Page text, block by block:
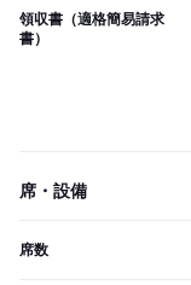
領収書（適格簡易請求
書）
席・設備
席数